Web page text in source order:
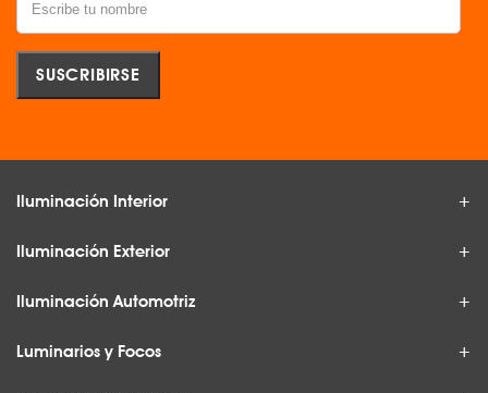
Iluminación Interior
Iluminación Exterior
Iluminación Automotriz
Luminarios y Focos